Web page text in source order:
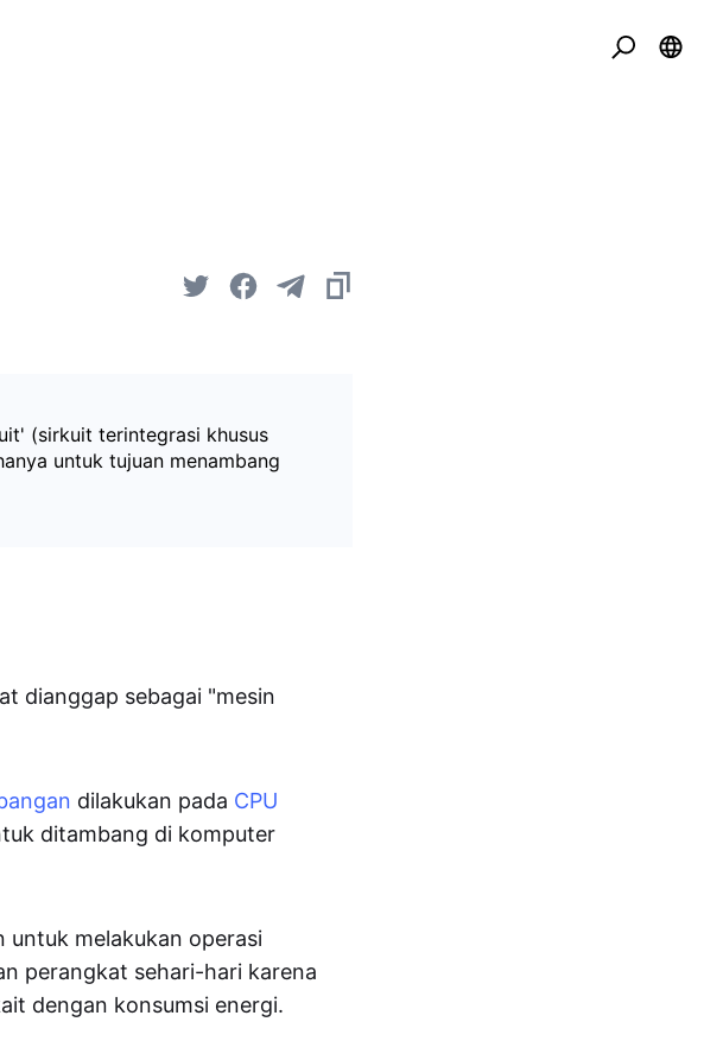
(sirkuit terintegrasi khusus
untuk tujuan menambang
dianggap sebagai "mesin
dilakukan pada CPU
ditambang di komputer
untuk melakukan operasi
perangkat sehari-hari karena
dengan konsumsi energi.